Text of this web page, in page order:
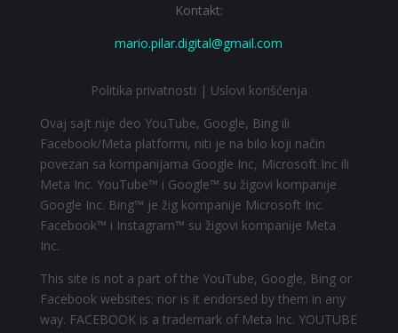
Kontakt:
mario.pilar.digital@gmail.com
Politika privatnosti | Uslovi korišćenja
Ovaj sajt nije deo YouTube, Google, Bing ili
Facebook/Meta platformi, niti je na bilo koji način
povezan sa kompanijama Google Inc, Microsoft Inc ili
Meta Inc. YouTube™ i Google™ su žigovi kompanije
Google Inc. Bing™ je žig kompanije Microsoft Inc.
Facebook™ i Instagram™ su žigovi kompanije Meta
Inc.
This site is not a part of the YouTube, Google, Bing or
Facebook websites; nor is it endorsed by them in any
way. FACEBOOK is a trademark of Meta Inc. YOUTUBE